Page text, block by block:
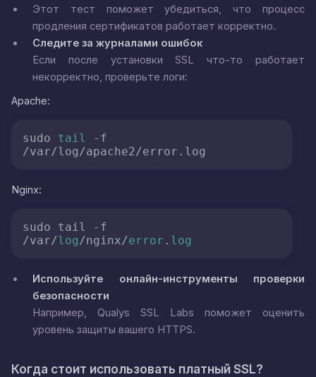
Этот тест поможет убедиться, что процесс
продления сертификатов работает корректно.
Следите за журналами ошибок
Если после установки SSL что-то работает
некорректно, проверьте логи:
Apache:
sudo tail
-f
/var/log/apache2/error.log
Nginx:
sudo tail -f
/var/log/nginx/error . log
Используйте онлайн-инструменты проверки
безопасности
Например, Qualys SSL Labs поможет оценить
уровень защиты вашего HTTPS.
Когда стоит использовать платный SSL?